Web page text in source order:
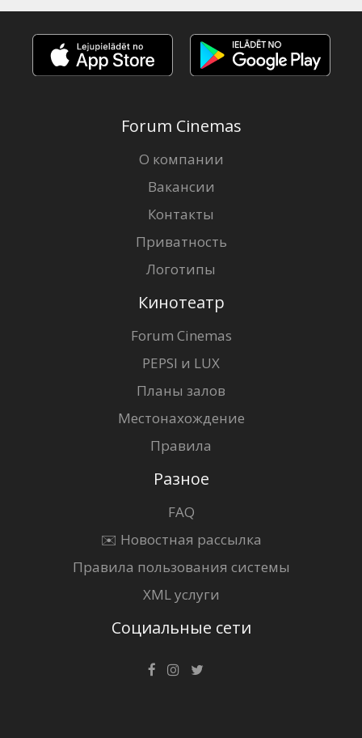
Forum Cinemas
О компании
Вакансии
Контакты
Приватность
Логотипы
Кинотеатр
Forum Cinemas
PEPSI и LUX
Планы залов
Местонахождение
Правила
Разное
FAQ
✉️ Новостная рассылка
Правила пользования системы
XML услуги
Социальные сети